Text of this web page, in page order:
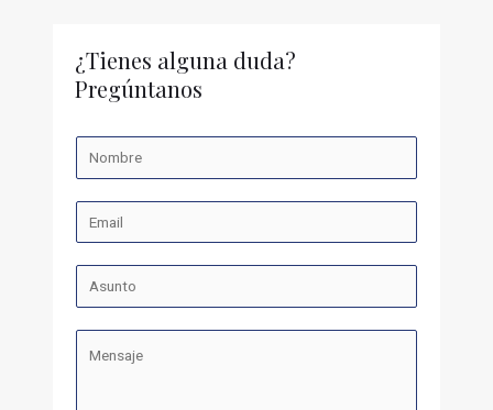
¿Tienes alguna duda?
Pregúntanos